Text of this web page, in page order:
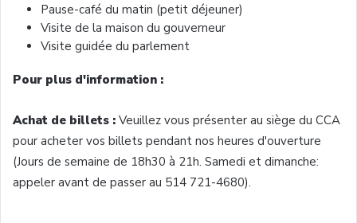
Pause-café du matin (petit déjeuner)
Visite de la maison du gouverneur
Visite guidée du parlement
Pour plus d'information :
Achat de billets : Veuillez vous présenter au siège du CCA
pour acheter vos billets pendant nos heures d'ouverture
(Jours de semaine de 18h30 à 21h. Samedi et dimanche:
appeler avant de passer au 514 721-4680).